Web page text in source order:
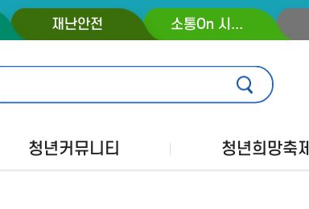
콘텐츠 바로가기
주메뉴 바로가기
푸터 바로가기
재난안전 소통On 시장실
청년커뮤니티 청년희망축제